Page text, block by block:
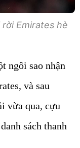
Emirates hè
ngôi sao nhận
và sau
vừa qua, cựu
sách thanh